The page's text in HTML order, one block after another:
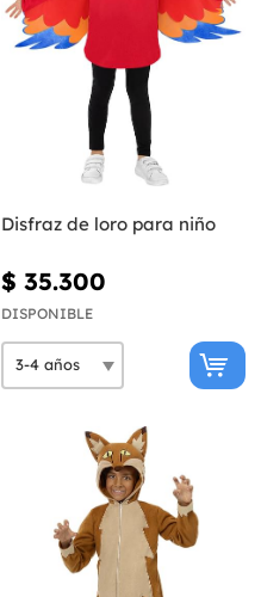
Disfraz de loro para niño
$ 35.300
DISPONIBLE